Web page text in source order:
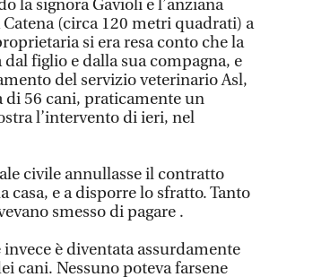
la signora Gavioli e l’anziana
(circa 120 metri quadrati) a
si era resa conto che la
figlio e dalla sua compagna, e
del servizio veterinario Asl,
di 56 cani, praticamente un
l’intervento di ieri, nel
civile annullasse il contratto
casa, e a disporre lo sfratto. Tanto
smesso di pagare .
è diventata assurdamente
cani. Nessuno poteva farsene